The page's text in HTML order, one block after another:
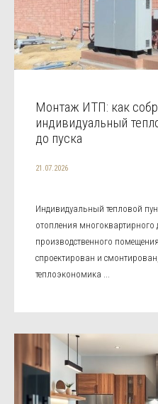
Монтаж ИТП: как
индивидуальный
до пуска
21.07.2026
Индивидуальный тепловой
отопления
производственного
спроектирован и
теплоэкономика ...